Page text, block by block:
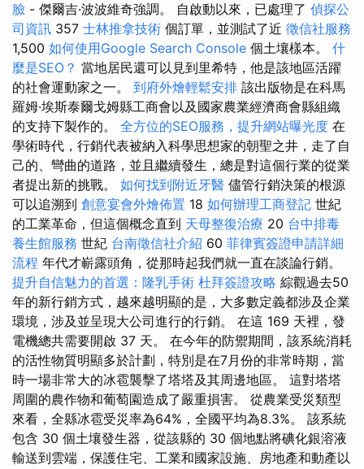
臉 - 傑爾吉·波波維奇強調。 自啟動以來，已處理了 偵探公
司資訊 357 士林推拿技術 個訂單，並測試了近 徵信社服務
1,500 如何使用Google Search Console 個土壤樣本。 什
麼是SEO？ 當地居民還可以見到里希特，他是該地區活躍
的社會運動家之一。 到府外燴輕鬆安排 該出版物是在科馬
羅姆·埃斯泰爾戈姆縣工商會以及國家農業經濟商會縣組織
的支持下製作的。 全方位的SEO服務，提升網站曝光度 在
學術時代，行銷代表被納入科學思想家的朝聖之井，走了自
己的、彎曲的道路，並且繼續發生，總是對這個行業的從業
者提出新的挑戰。 如何找到附近牙醫 儘管行銷決策的根源
可以追溯到 創意宴會外燴佈置 18 如何辦理工商登記 世紀
的工業革命，但這個概念直到 天母整復治療 20 台中排毒
養生館服務 世紀 台南徵信社介紹 60 菲律賓簽證申請詳細
流程 年代才嶄露頭角，從那時起我們就一直在談論行銷。
提升自信魅力的首選：隆乳手術 杜拜簽證攻略 綜觀過去50
年的新行銷方式，越來越明顯的是，大多數定義都涉及企業
環境，涉及並呈現大公司進行的行銷。 在這 169 天裡，發
電機總共需要開啟 37 天。 在今年的防禦期間，該系統消耗
的活性物質明顯多於計劃，特別是在7月份的非常時期，當
時一場非常大的冰雹襲擊了塔塔及其周邊地區。 這對塔塔
周圍的農作物和葡萄園造成了嚴重損害。 從農業受災類型
來看，全縣冰雹受災率為64%，全國平均為8.3%。 該系統
包含 30 個土壤發生器，從該縣的 30 個地點將碘化銀溶液
輸送到雲端，保護住宅、工業和國家設施、房地產和動產以